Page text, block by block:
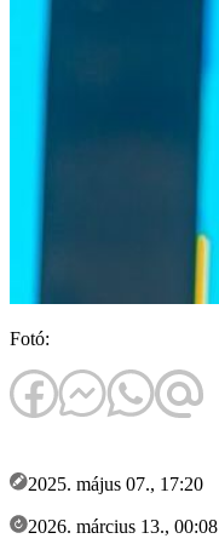
Fotó:
2025. május 07., 17:20
2026. március 13., 00:08